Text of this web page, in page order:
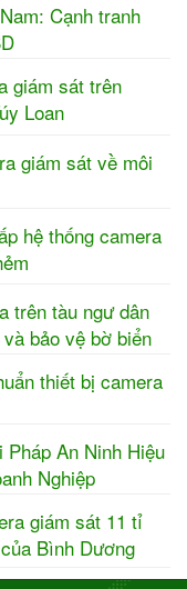
Cạnh tranh
giám sát trên
Loan
giám sát về môi
hệ thống camera
trên tàu ngư dân
bảo vệ bờ biển
thiết bị camera
An Ninh Hiệu
Nghiệp
giám sát 11 tỉ
Bình Dương